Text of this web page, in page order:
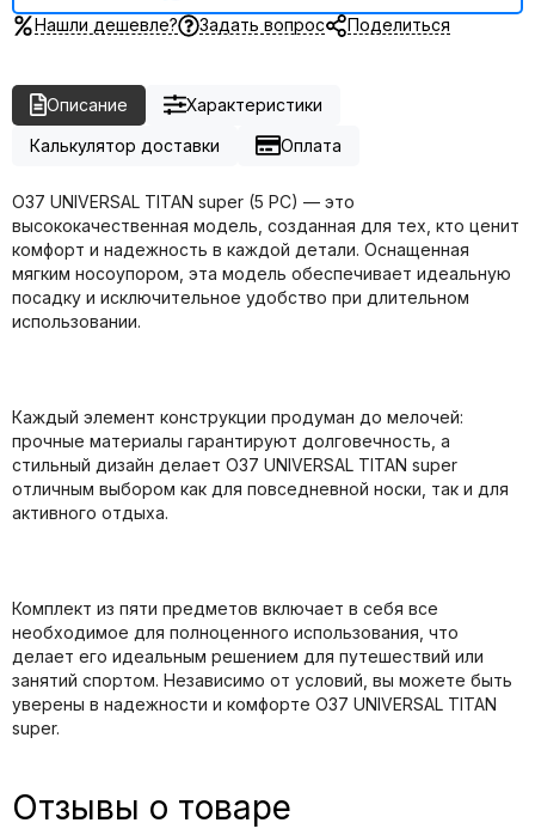
Нашли дешевле? Задать вопрос Поделиться
Описание
Характеристики
Калькулятор доставки
Оплата
О37 UNIVERSAL TITAN super (5 PC) — это
высококачественная модель, созданная для тех, кто ценит
комфорт и надежность в каждой детали. Оснащенная
мягким носоупором, эта модель обеспечивает идеальную
посадку и исключительное удобство при длительном
использовании.
Каждый элемент конструкции продуман до мелочей:
прочные материалы гарантируют долговечность, а
стильный дизайн делает O37 UNIVERSAL TITAN super
отличным выбором как для повседневной носки, так и для
активного отдыха.
Комплект из пяти предметов включает в себя все
необходимое для полноценного использования, что
делает его идеальным решением для путешествий или
занятий спортом. Независимо от условий, вы можете быть
уверены в надежности и комфорте O37 UNIVERSAL TITAN
super.
Отзывы о товаре